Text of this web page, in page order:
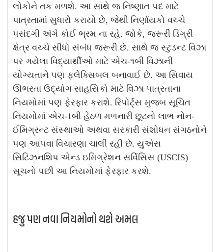
લોકોને તક મળશે. આ સાથે જ નિષ્ણાત પદ માટે
પાત્રતામાં સુધારો કરાયો છે, જેથી નિર્ણાયકો વચ્ચે
પસંદગી અંગે કોઈ ભ્રમ ના રહે. જોકે, જરૂરી ડિગ્રી
ક્ષેત્ર વચ્ચે સીધો સંબંધ જરૂરી છે. સાથે જ સ્ટુડન્ટ વિઝા
પર ગયેલા વિદ્યાર્થીઓ માટે એચ-૧બી વિઝાની
યોગ્યતાને પણ ફ્લેક્સિબલ બનાવાઈ છે. આ સિવાય
ઊભરતા ઉદ્યોગ સાહસિકો માટે વિઝા પાત્રતાના
નિયમોમાં પણ ફેરફાર કરાશે. રિપોર્ટ્સ મુજબ સૂચિત
નિયમોમાં એચ-1બી હેઠળ મળનારી છૂટનો લાભ નોન-
ઈમિગ્રન્ટ સંસ્થાઓ અથવા સરકારી સંશોધન સંગઠનોને
પણ આપવા વિચારણા ચાલી રહી છે. યુએસ
સિટિઝનશિપ એન્ડ ઇમિગ્રેશન સર્વિસિસ (USCIS)
સૂચનો પછી આ નિયમોમાં ફેરફાર કરશે.
હજુ પણ નવા નિયમોનો થશે અમલ